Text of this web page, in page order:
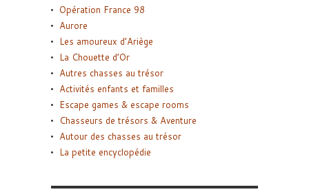
Opération France 98
Aurore
Les amoureux d’Ariège
La Chouette d’Or
Autres chasses au trésor
Activités enfants et familles
Escape games & escape rooms
Chasseurs de trésors & Aventure
Autour des chasses au trésor
La petite encyclopédie